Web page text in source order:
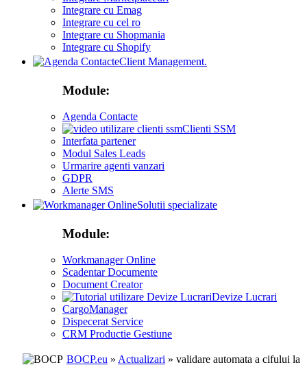
Integrare cu Emag
Integrare cu cel ro
Integrare cu Shopmania
Integrare cu Shopify
Client Management.
Module:
Agenda Contacte
Clienti SSM
Interfata partener
Modul Sales Leads
Urmarire agenti vanzari
GDPR
Alerte SMS
Solutii specializate
Module:
Workmanager Online
Scadentar Documente
Document Creator
Devize Lucrari
CargoManager
Dispecerat Service
CRM Productie Gestiune
BOCP.eu » Actualizari » validare automata a cifului la